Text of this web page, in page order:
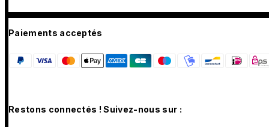
Paiements acceptés
Restons connectés ! Suivez-nous sur :